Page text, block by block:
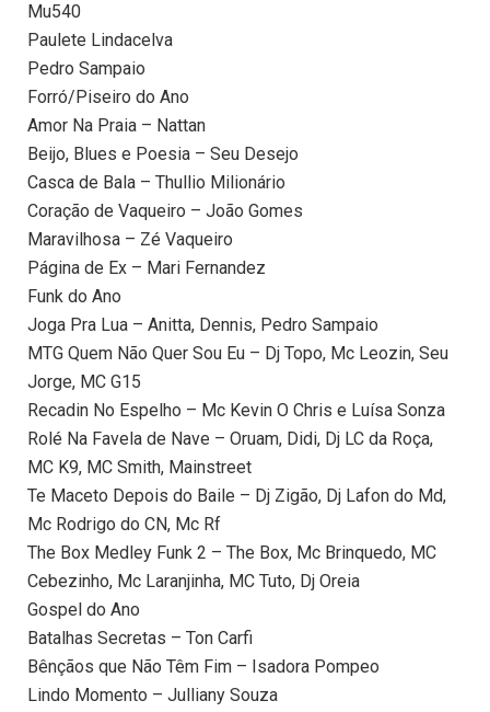
Mu540
Paulete Lindacelva
Pedro Sampaio
Forró/Piseiro do Ano
Amor Na Praia – Nattan
Beijo, Blues e Poesia – Seu Desejo
Casca de Bala – Thullio Milionário
Coração de Vaqueiro – João Gomes
Maravilhosa – Zé Vaqueiro
Página de Ex – Mari Fernandez
Funk do Ano
Joga Pra Lua – Anitta, Dennis, Pedro Sampaio
MTG Quem Não Quer Sou Eu – Dj Topo, Mc Leozin, Seu
Jorge, MC G15
Recadin No Espelho – Mc Kevin O Chris e Luísa Sonza
Rolé Na Favela de Nave – Oruam, Didi, Dj LC da Roça,
MC K9, MC Smith, Mainstreet
Te Maceto Depois do Baile – Dj Zigão, Dj Lafon do Md,
Mc Rodrigo do CN, Mc Rf
The Box Medley Funk 2 – The Box, Mc Brinquedo, MC
Cebezinho, Mc Laranjinha, MC Tuto, Dj Oreia
Gospel do Ano
Batalhas Secretas – Ton Carfi
Bênçãos que Não Têm Fim – Isadora Pompeo
Lindo Momento – Julliany Souza